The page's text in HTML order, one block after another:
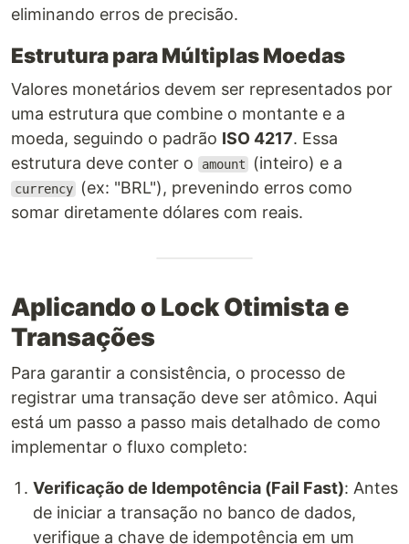
eliminando erros de precisão.
Estrutura para Múltiplas Moedas
Valores monetários devem ser representados por
uma estrutura que combine o montante e a
moeda, seguindo o padrão ISO 4217. Essa
estrutura deve conter o
amount (inteiro) e a
currency
(ex: "BRL"), prevenindo erros como
somar diretamente dólares com reais.
Aplicando o Lock Otimista e
Transações
Para garantir a consistência, o processo de
registrar uma transação deve ser atômico. Aqui
está um passo a passo mais detalhado de como
implementar o fluxo completo:
Verificação de Idempotência (Fail Fast): Antes
de iniciar a transação no banco de dados,
verifique a chave de idempotência em um